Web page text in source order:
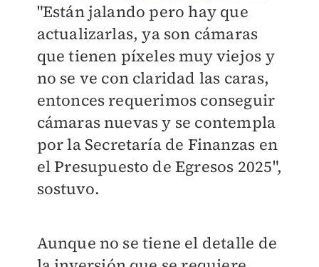
"Están jalando pero hay que
actualizarlas, ya son cámaras
que tienen píxeles muy viejos y
no se ve con claridad las caras,
entonces requerimos conseguir
cámaras nuevas y se contempla
por la Secretaría de Finanzas en
el Presupuesto de Egresos 2025",
sostuvo.
Aunque no se tiene el detalle de